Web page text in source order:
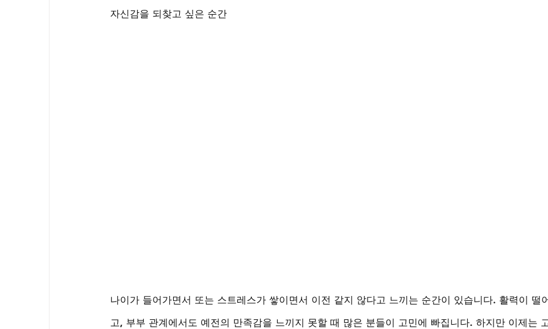
자신감을 되찾고 싶은 순간
나이가 들어가면서 또는 스트레스가 쌓이면서 이전 같지 않다고 느끼는 순간이 있습니다. 활력이 떨
고, 부부 관계에서도 예전의 만족감을 느끼지 못할 때 많은 분들이 고민에 빠집니다. 하지만 이제는